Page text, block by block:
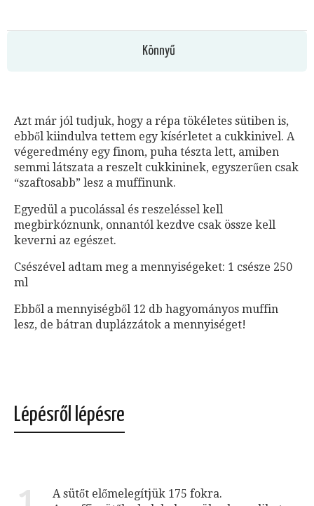
Könnyű
Azt már jól tudjuk, hogy a répa tökéletes sütiben is,
ebből kiindulva tettem egy kísérletet a cukkinivel. A
végeredmény egy finom, puha tészta lett, amiben
semmi látszata a reszelt cukkininek, egyszerűen csak
“szaftosabb” lesz a muffinunk.
Egyedül a pucolással és reszeléssel kell
megbirkóznunk, onnantól kezdve csak össze kell
keverni az egészet.
Csészével adtam meg a mennyiségeket: 1 csésze 250
ml
Ebből a mennyiségből 12 db hagyományos muffin
lesz, de bátran duplázzátok a mennyiséget!
Lépésről lépésre
A sütőt előmelegítjük 175 fokra.